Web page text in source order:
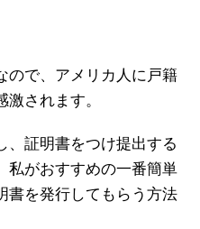
ので、アメリカ人に戸籍
されます。
、証明書をつけ提出する
私がおすすめの一番簡単
書を発行してもらう方法